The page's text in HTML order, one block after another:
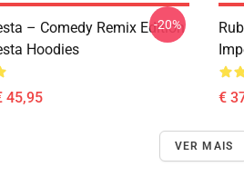
– Comedy Remix Edition
Hoodies
45,95
-20%
€
VER MAIS